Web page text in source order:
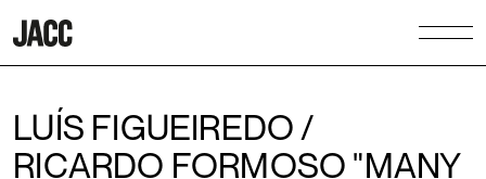
LUÍS FIGUEIREDO /
RICARDO FORMOSO "MANY